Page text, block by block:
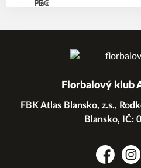
Florbalový klub
FBK Atlas Blansko, z.s.,
Blansko, IČ:
Facebook